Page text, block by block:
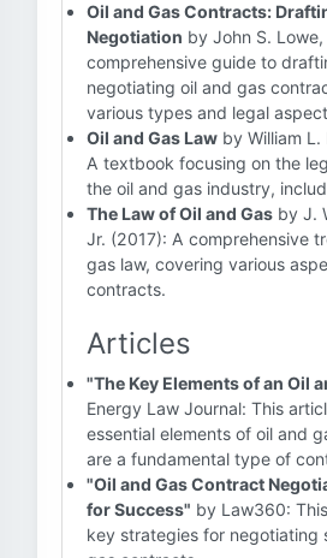
Oil and Gas Contracts:
Negotiation by John S.
comprehensive guide to
negotiating oil and gas
various types and legal
Oil and Gas Law by William
A textbook focusing on the
the oil and gas industry,
The Law of Oil and Gas by J.
Jr. (2017): A comprehensive
gas law, covering various
contracts.
Articles
"The Key Elements of an Oil
Energy Law Journal: This
essential elements of oil and
are a fundamental type of
"Oil and Gas Contract
for Success" by Law360:
key strategies for negotiating